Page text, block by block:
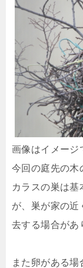
画像はイメージ
今回の庭先の木
カラスの巣は
が、巣が家の近
去する場合があ
また卵がある